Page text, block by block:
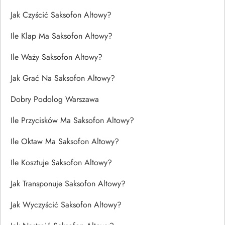
Jak Czyścić Saksofon Altowy?
Ile Klap Ma Saksofon Altowy?
Ile Waży Saksofon Altowy?
Jak Grać Na Saksofon Altowy?
Dobry Podolog Warszawa
Ile Przycisków Ma Saksofon Altowy?
Ile Oktaw Ma Saksofon Altowy?
Ile Kosztuje Saksofon Altowy?
Jak Transponuje Saksofon Altowy?
Jak Wyczyścić Saksofon Altowy?